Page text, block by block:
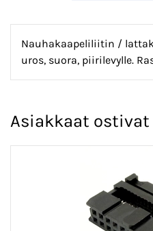
Nauhakaapeliliitin /
uros, suora, piirilevylle.
Asiakkaat ostivat